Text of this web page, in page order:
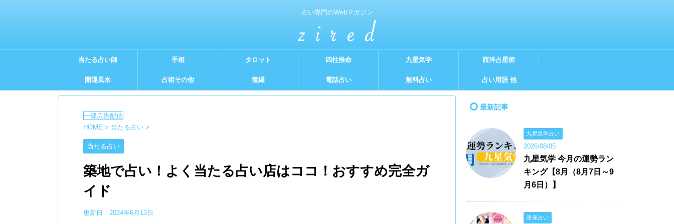
占い専門のWebマガジン
当たる占い師 手相 タロット 四柱推命 九星気学 西洋占星術
開運風水 占術その他 復縁 電話占い 無料占い 占い用語 他
HOME > 当たる占い >
当たる占い
築地で占い！よく当たる占い店はココ！おすすめ完全ガ
イド
更新日： 2024年6月13日
最新記事
九星気学占い
2026/08/05
九星気学 今月の運勢ラン
キング【8月（8月7日～9
月6日）】
星座占い